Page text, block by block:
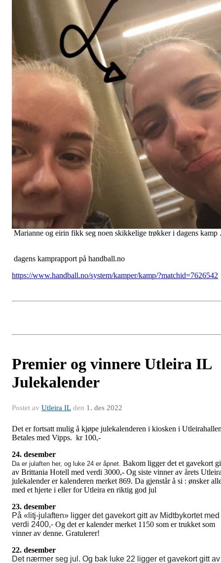
Marianne og eirin fikk seg noen skikkelige trøkker i dagens kamp
dagens kamprapport på handball.no
https://www.handball.no/system/kamper/kamp/?matchid=7626542
Premier og vinnere Utleira IL
Julekalender
Postet av Utleira IL den 1. des 2022
Det er fortsatt mulig å kjøpe julekalenderen i kiosken i
Betales med Vipps. kr 100,-
24. desember
Da er julaften her, og luke 24 er åpnet. Bakom ligger det et gavekort
av Brittania Hotell med verdi 3000,- Og siste vinner av årets
julekalender er kalenderen merket 869. Da gjenstår å si : ønsker
med et hjerte i eller for Utleira en riktig god jul
23. desember
På «litj-julaften» ligger det gavekort gitt av Midtbykortet med
verdi 2400,- Og det er kalender merket 1150 som er trukket som
vinner av denne. Gratulerer!
22. desember
Det nærmer seg jul. Og bak luke 22 ligger et gavekort gitt av